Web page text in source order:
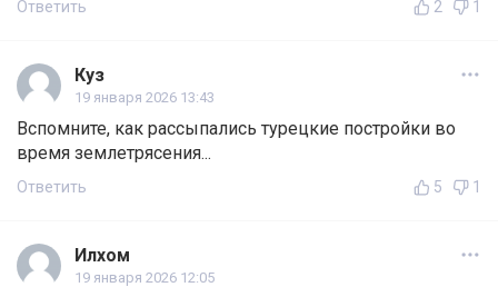
Ответить 2 1
Куз
19 января 2026 13:43
Вспомните, как рассыпались турецкие постройки во
время землетрясения...
Ответить 5 1
Илхом
19 января 2026 12:05